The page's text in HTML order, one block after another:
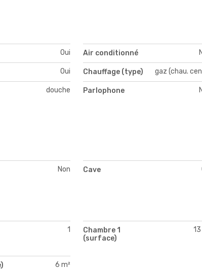
Oui Air conditionné
Oui Chauffage (type) gaz (chau.
douche Parlophone
Non Cave
1
Chambre 1
(surface)
13
6 m²